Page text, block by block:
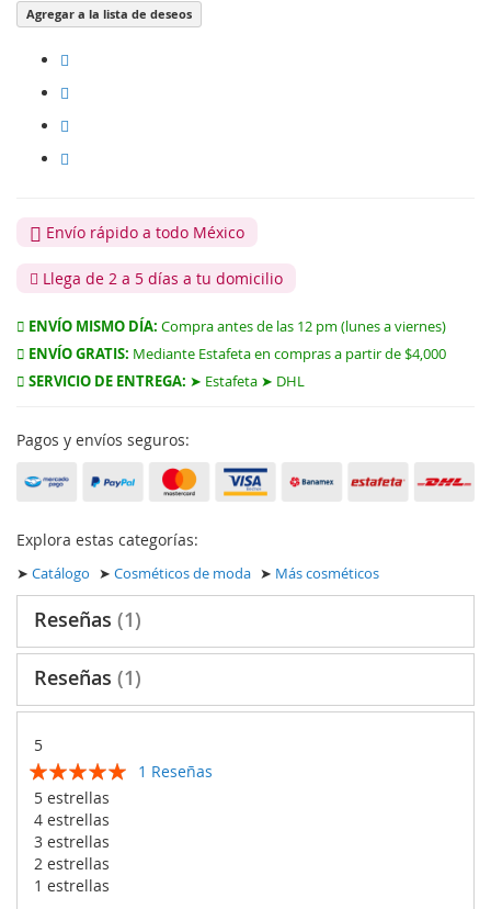
Agregar a la lista de deseos
Envío rápido a todo México
Llega de 2 a 5 días a tu domicilio
ENVÍO MISMO DÍA: Compra antes de las 12 pm (lunes a viernes)
ENVÍO GRATIS: Mediante Estafeta en compras a partir de $4,000
SERVICIO DE ENTREGA: ➤ Estafeta ➤ DHL
Pagos y envíos seguros:
Explora estas categorías:
➤ Catálogo ➤ Cosméticos de moda ➤ Más cosméticos
Reseñas 1
Reseñas 1
5
Calificación:
100
% of100
1 Reseñas
5 estrellas
4 estrellas
3 estrellas
2 estrellas
1 estrellas